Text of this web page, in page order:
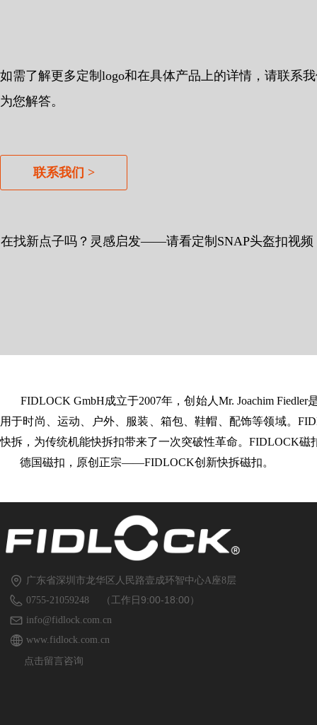
联系我们 >
如需了解更多定制logo和在具体产品上的详情，请联系
为您解答。
在找新点子吗？灵感启发——请看定制SNAP头盔扣视频
FIDLOCK GmbH成立于2007年，创始人Mr. Joachim
用于时尚、运动、户外、服装、箱包、鞋帽、配饰等领域。
快拆，为传统机能快拆扣带来了一次突破性革命。FIDLOCK
德国磁扣，原创正宗——FIDLOCK创新快拆磁扣。
广东省深圳市龙华区人民路壹成环智中心A座8层
0755-21059248
info@fidlock.com.cn
www.fidlock.com.cn
（工作日9:00-18:00）
点击留言咨询